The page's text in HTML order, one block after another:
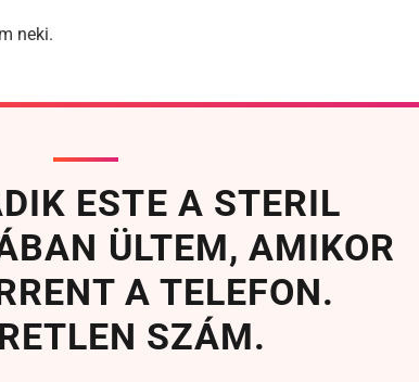
neki.
ESTE A STERIL
ÜLTEM, AMIKOR
A TELEFON.
SZÁM.